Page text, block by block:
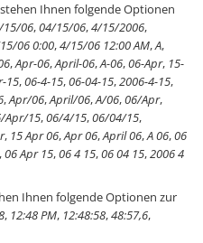
stehen Ihnen folgende Optionen
15/06,04/15/06,4/15/2006,
06 0:00,4/15/06 12:00 AM,A,
,Apr-06,April-06,A-06,06-Apr, 15-
15,06-4-15,06-04-15,2006-4-15,
,Apr/06,April/06,A/06,06/Apr,
Apr/15,06/4/15,06/04/15,
, 15 Apr 06,Apr 06,April 06,A 06,06
,06 Apr 15,06 4 15,06 04 15,2006 4
Ihnen folgende Optionen zur
, 12:48 PM, 12:48:58,48:57,6,